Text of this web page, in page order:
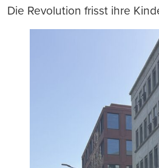
Die Revolution frisst ihre